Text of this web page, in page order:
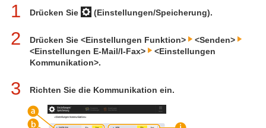
1 Drücken Sie (Einstellungen/Speicherung).
2 Drücken Sie <Einstellungen Funktion>
<Senden>
<Einstellungen E-Mail/I-Fax>
<Einstellungen
Kommunikation>.
3 Richten Sie die Kommunikation ein.